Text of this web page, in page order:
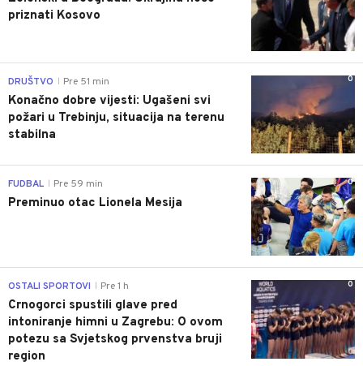
priznati Kosovo
0
DRUŠTVO Pre 51 min
Konačno dobre vijesti: Ugašeni svi
požari u Trebinju, situacija na terenu
stabilna
0
FUDBAL Pre 59 min
Preminuo otac Lionela Mesija
0
OSTALI SPORTOVI Pre 1 h
Crnogorci spustili glave pred
intoniranje himni u Zagrebu: O ovom
potezu sa Svjetskog prvenstva bruji
region